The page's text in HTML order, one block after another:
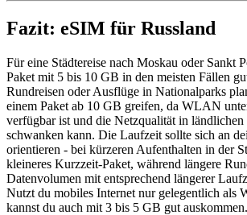
Fazit: eSIM für Russland
Für eine Städtereise nach Moskau oder Sankt
Paket mit 5 bis 10 GB in den meisten Fällen
Rundreisen oder Ausflüge in Nationalparks
einem Paket ab 10 GB greifen, da WLAN
verfügbar ist und die Netzqualität in ländlichen
schwanken kann. Die Laufzeit sollte sich an
orientieren - bei kürzeren Aufenthalten in der
kleineres Kurzzeit-Paket, während längere
Datenvolumen mit entsprechend längerer
Nutzt du mobiles Internet nur gelegentlich als
kannst du auch mit 3 bis 5 GB gut auskommen.